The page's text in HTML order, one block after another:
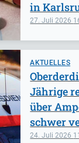
27. Juli 2026
in
AKTUELLES
24. Juli 2026
Jährige
über
schwer